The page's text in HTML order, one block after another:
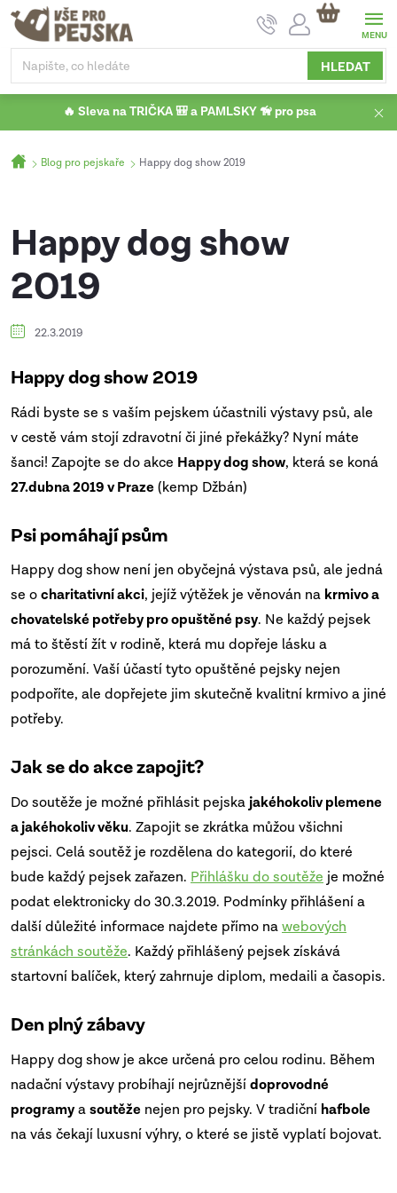
Přejít
obsah
HLEDAT
NÁKUPNÍ
KOŠÍK
🔥 Sleva na TRIČKA 🎒 a PAMLSKY 🦮 pro psa
Domů
Blog pro pejskaře Happy dog show 2019
Happy dog show
2019
22.3.2019
Happy dog show 2019
Rádi byste se s vaším pejskem účastnili výstavy psů, ale
v cestě vám stojí zdravotní či jiné překážky? Nyní máte
šanci! Zapojte se do akce Happy dog show, která se koná
27.dubna 2019 v Praze(kemp Džbán)
Psi pomáhají psům
Happy dog show není jen obyčejná výstava psů, ale jedná
se ocharitativní akci, jejíž výtěžek je věnován na krmivo a
chovatelské potřeby pro opuštěné psy. Ne každý pejsek
má to štěstí žít v rodině, která mu dopřeje lásku a
porozumění. Vaší účastí tyto opuštěné pejsky nejen
podpoříte, ale dopřejete jim skutečně kvalitní krmivo a jiné
potřeby.
Jak se do akce zapojit?
Do soutěže je možné přihlásit pejska jakéhokoliv plemene
a jakéhokoliv věku. Zapojit se zkrátka můžou všichni
pejsci. Celá soutěž je rozdělena do kategorií, do které
bude každý pejsek zařazen. Přihlášku do soutěže je možné
podat elektronicky do 30.3.2019. Podmínky přihlášení a
další důležité informace najdete přímo nawebových
stránkách soutěže. Každý přihlášený pejsek získává
startovní balíček, který zahrnuje diplom, medaili a časopis.
Den plný zábavy
Happy dog show je akce určená pro celou rodinu. Během
nadační výstavy probíhají nejrůznějšídoprovodné
programyasoutěže nejen pro pejsky. V tradiční hafbole
na vás čekají luxusní výhry, o které se jistě vyplatí bojovat.